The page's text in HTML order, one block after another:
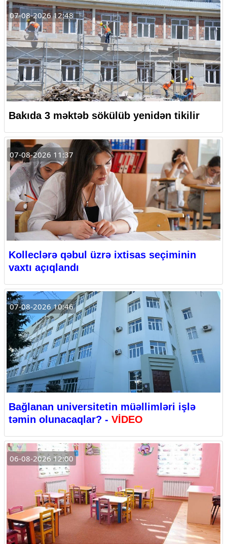
07-08-2026 12:48
Bakıda 3 məktəb sökülüb yenidən tikilir
07-08-2026 11:37
Kolleclərə qəbul üzrə ixtisas seçiminin
vaxtı açıqlandı
07-08-2026 10:46
Bağlanan universitetin müəllimləri işlə
təmin olunacaqlar? - VİDEO
06-08-2026 12:00